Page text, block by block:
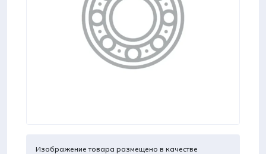
Изображение товара размещено в качестве